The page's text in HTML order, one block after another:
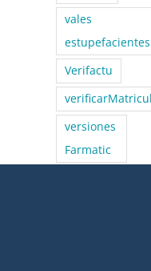
vales
estupefacientes
Verifactu
versiones
Farmatic